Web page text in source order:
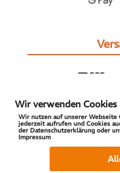
© 2026 S-
Wir verwenden Cookies
Wir nutzen auf unserer Webseite
jederzeit aufrufen und Cookies
der Datenschutzerklärung oder
Impressum